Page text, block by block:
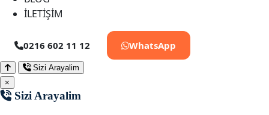
İLETİŞİM
0216 602 11 12 WhatsApp
Sizi Arayalim
×
Sizi Arayalim